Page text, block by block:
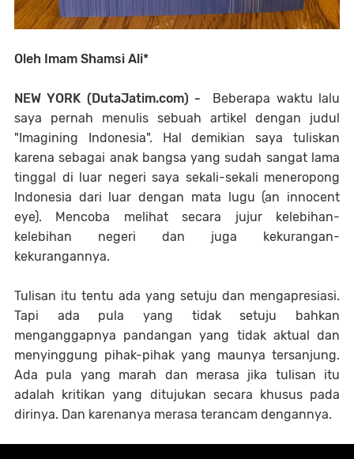
Oleh Imam Shamsi Ali*
NEW YORK (DutaJatim.com) - Beberapa waktu lalu
saya pernah menulis sebuah artikel dengan judul
"Imagining Indonesia". Hal demikian saya tuliskan
karena sebagai anak bangsa yang sudah sangat lama
tinggal di luar negeri saya sekali-sekali meneropong
Indonesia dari luar dengan mata lugu (an innocent
eye). Mencoba melihat secara jujur kelebihan-
kelebihan negeri dan juga kekurangan-
kekurangannya.
Tulisan itu tentu ada yang setuju dan mengapresiasi.
Tapi ada pula yang tidak setuju bahkan
menganggapnya pandangan yang tidak aktual dan
menyinggung pihak-pihak yang maunya tersanjung.
Ada pula yang marah dan merasa jika tulisan itu
adalah kritikan yang ditujukan secara khusus pada
dirinya. Dan karenanya merasa terancam dengannya.